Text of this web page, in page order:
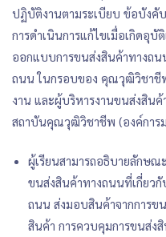
ปฏิบัติงานตามระเบียบ ข้อบังคั
การดำเนินการแก้ไขเมื่อเกิดอุ
ออกแบบการขนส่งสินค้าทางถน
ถนน ในกรอบของ คุณวุฒิวิชาชี
งาน และผู้บริหารงานขนส่งสิน
สถาบันคุณวุฒิวิชาชีพ (องค์การ
ผู้เรียนสามารถอธิบายลักษ
ขนส่งสินค้าทางถนนที่เกี่ยวกั
ถนน ส่งมอบสินค้าจากการข
สินค้า การควบคุมการขนส่ง